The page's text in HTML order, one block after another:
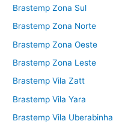
Brastemp Zona Sul
Brastemp Zona Norte
Brastemp Zona Oeste
Brastemp Zona Leste
Brastemp Vila Zatt
Brastemp Vila Yara
Brastemp Vila Uberabinha